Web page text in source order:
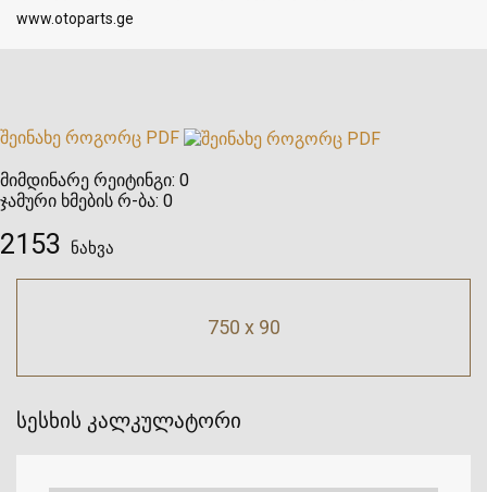
www.otoparts.ge
შეინახე როგორც PDF
მიმდინარე რეიტინგი: 0
ჯამური ხმების რ-ბა: 0
2153 ნახვა
750 x 90
სესხის კალკულატორი